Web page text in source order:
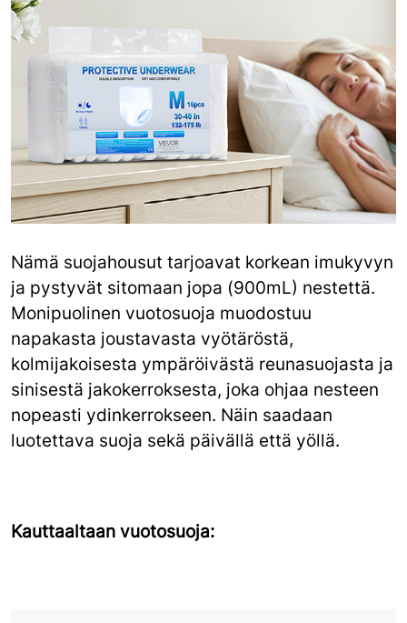
Nämä suojahousut tarjoavat korkean imukyvyn
ja pystyvät sitomaan jopa (900mL) nestettä.
Monipuolinen vuotosuoja muodostuu
napakasta joustavasta vyötäröstä,
kolmijakoisesta ympäröivästä reunasuojasta ja
sinisestä jakokerroksesta, joka ohjaa nesteen
nopeasti ydinkerrokseen. Näin saadaan
luotettava suoja sekä päivällä että yöllä.
Kauttaaltaan vuotosuoja: